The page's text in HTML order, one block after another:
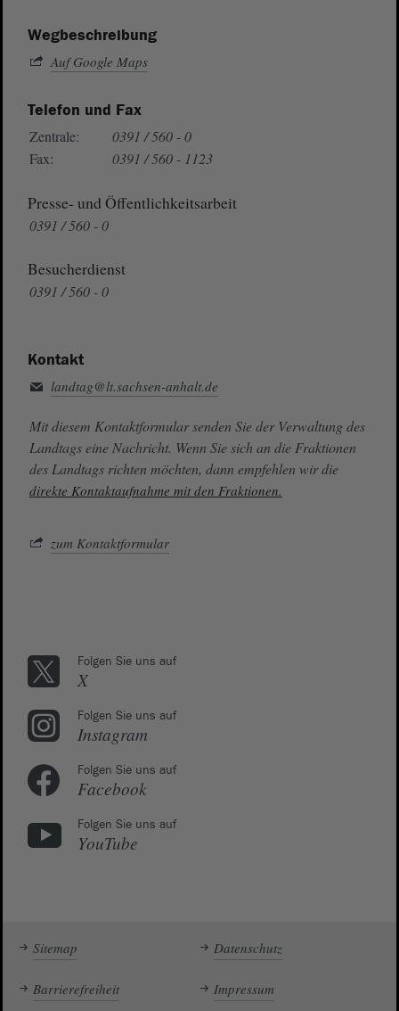
Wegbeschreibung
Auf Google Maps
Telefon und Fax
Zentrale:
0391 / 560 - 0
Fax:
0391 / 560 - 1123
Presse- und Öffentlichkeitsarbeit
0391 / 560 - 0
Besucherdienst
0391 / 560 - 0
Kontakt
landtag@lt.sachsen-anhalt.de
Mit diesem Kontaktformular senden Sie der Verwaltung des
Landtags eine Nachricht. Wenn Sie sich an die Fraktionen
des Landtags richten möchten, dann empfehlen wir die
direkte Kontaktaufnahme mit den Fraktionen.
zum Kontaktformular
Folgen Sie uns auf
X
Folgen Sie uns auf
Instagram
Folgen Sie uns auf
Facebook
Folgen Sie uns auf
YouTube
Sitemap Datenschutz
Barrierefreiheit Impressum